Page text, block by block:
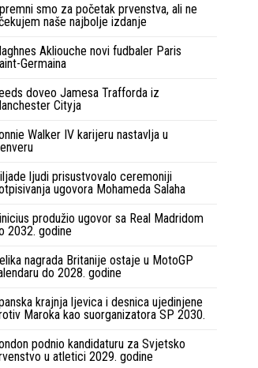
smo za početak prvenstva, ali ne
naše najbolje izdanje
Akliouche novi fudbaler Paris
Germaina
doveo Jamesa Trafforda iz
Cityja
Walker IV karijeru nastavlja u
ljudi prisustvovalo ceremoniji
ugovora Mohameda Salaha
produžio ugovor sa Real Madridom
2032. godine
nagrada Britanije ostaje u MotoGP
do 2028. godine
krajnja ljevica i desnica ujedinjene
Maroka kao suorganizatora SP 2030.
podnio kandidaturu za Svjetsko
u atletici 2029. godine